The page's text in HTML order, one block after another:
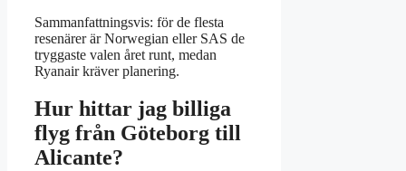
Sammanfattningsvis: för de flesta
resenärer är Norwegian eller SAS de
tryggaste valen året runt, medan
Ryanair kräver planering.
Hur hittar jag billiga
flyg från Göteborg till
Alicante?